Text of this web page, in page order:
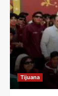
Tijuana